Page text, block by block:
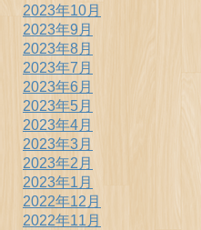
2023年10月
2023年9月
2023年8月
2023年7月
2023年6月
2023年5月
2023年4月
2023年3月
2023年2月
2023年1月
2022年12月
2022年11月